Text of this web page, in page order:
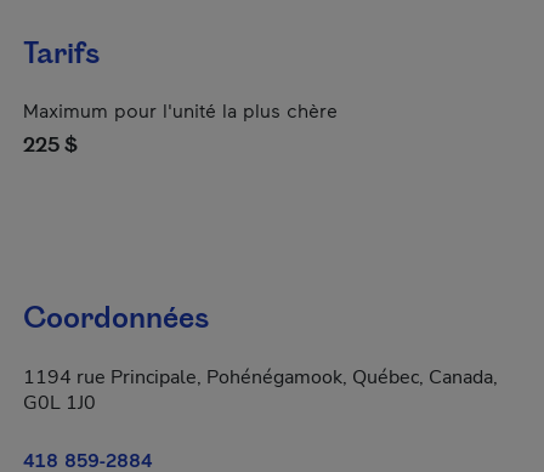
Tarifs
Maximum pour l'unité la plus chère
225 $
Coordonnées
1194 rue Principale, Pohénégamook, Québec, Canada,
G0L 1J0
418 859-2884